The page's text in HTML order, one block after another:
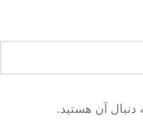
آن هستید.